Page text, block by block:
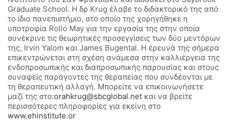
Graduate School. H δρ Krug έλαβε το διδακτορικό της από
το ίδιο πανεπιστήμιο, στο οποίο της χορηγήθηκε η
υποτροφία Rollo May για την εργασία της στην οποία
συνέκρινε τις θεωρητικές προσεγγίσεις των δύο μεντόρων
της, Irvin Yalom και James Bugental. Η έρευνά της σήμερα
επικεντρώνεται στη σχέση ανάμεσα στην καλλιέργεια της
ενδοπροσωπικής και διαπροσωπικής παρουσίας και στους
συναφείς παράγοντες της θεραπείας που συνδέονται με
τη θεραπευτική αλλαγή. Μπορείτε να επικοινωνήσετε
μαζί της στο:orahkrug@sbcglobal.net και να βρείτε
περισσότερες πληροφορίες για εκείνη στο
www.ehinstitute.or